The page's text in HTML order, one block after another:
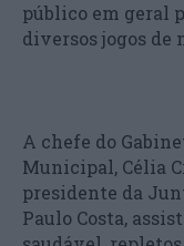
público em geral
diversos jogos de
A chefe do
Municipal, Célia
presidente da
Paulo Costa,